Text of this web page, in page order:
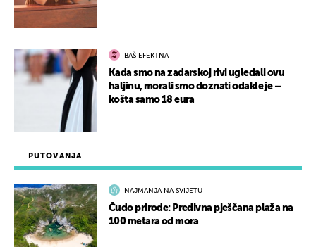
PUTOVANJA
NAJMANJA NA SVIJETU
Čudo prirode: Predivna pješčana plaža na
100 metara od mora
BAŠ EFEKTNA
Kada smo na zadarskoj rivi ugledali ovu
haljinu, morali smo doznati odakle je –
košta samo 18 eura